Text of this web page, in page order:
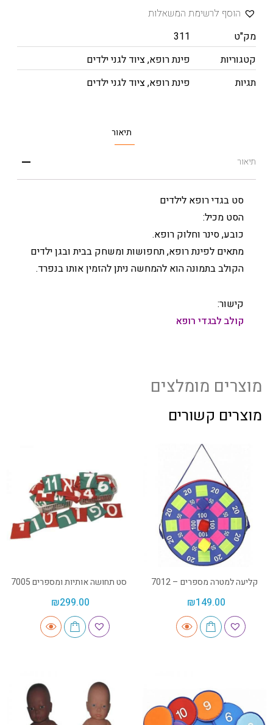
הוסף לרשימת המשאלות
מק"ט
311
קטגוריות
פינת רופא,ציוד לגני ילדים
תגיות
פינת רופא,ציוד לגני ילדים
תיאור
תיאור
סט בגדי רופא לילדים
הסט מכיל:
כובע, סינר וחלוק רופא.
מתאים לפינת רופא, תחפושות ומשחק בבית ובגן ילדים
הקולב בתמונה הוא להמחשה ניתן להזמין אותו בנפרד.
קישור:
קולב לבגדי רופא
מוצרים מומלצים
מוצרים קשורים
קליעה למטרה מספרים – 7012
₪149.00
סט תחושה אותיות ומספרים 7005
₪299.00